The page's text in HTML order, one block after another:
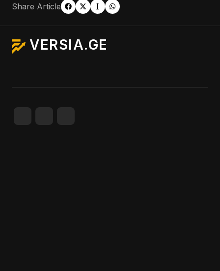
Share Article
VERSIA.GE